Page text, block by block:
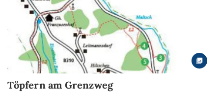
Töpfern am Grenzweg